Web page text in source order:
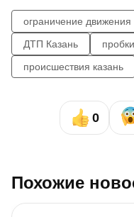
ограничение движения
ДТП Казань
происшествия казань
0
Похожие